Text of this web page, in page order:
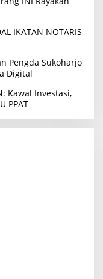
IKATAN NOTARIS
Pengda Sukoharjo
Digital
Kawal Investasi,
PPAT